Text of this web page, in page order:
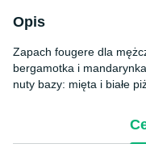
Opis
Zapach fougere dla
bergamotka i
nuty bazy: mięta i białe